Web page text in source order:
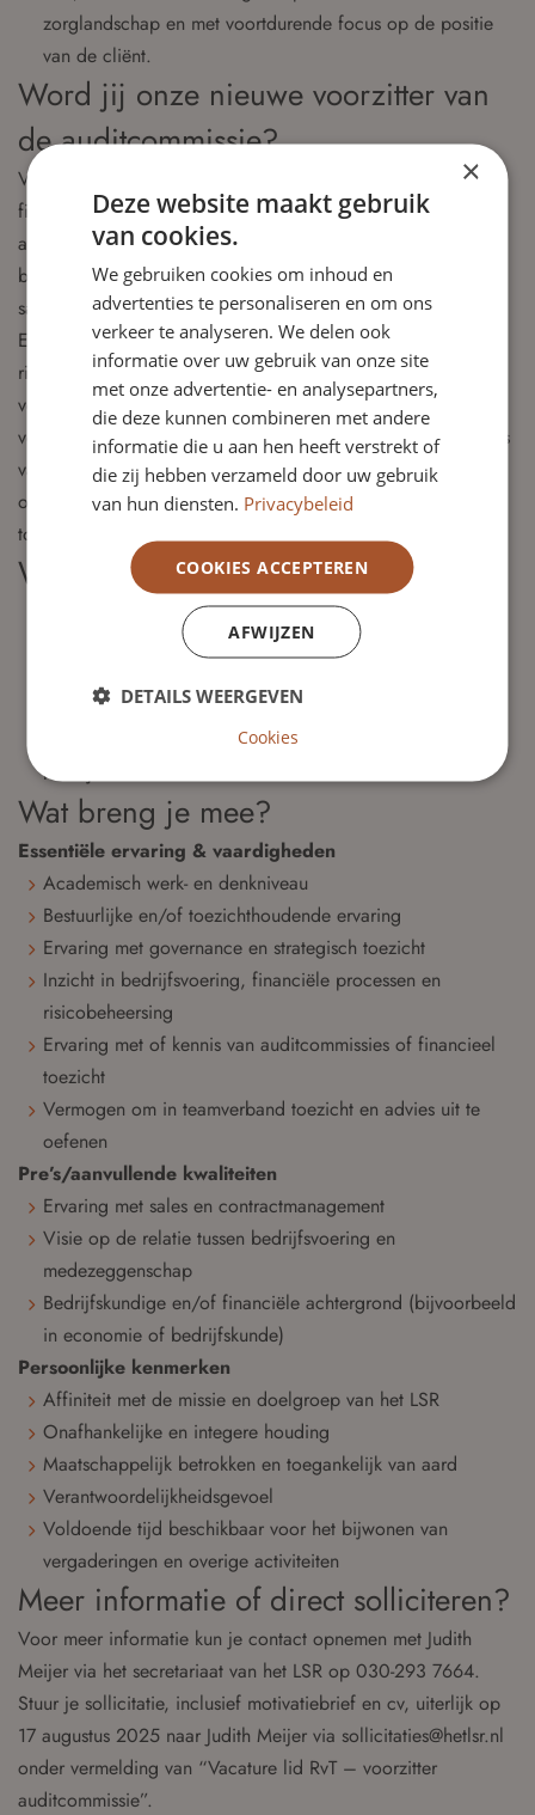
zorglandschap en met voortdurende focus op de positie
van de cliënt.
Word jij onze nieuwe voorzitter van
de auditcommissie?
Voor deze rol zoeken wij een toezichthouder met een
financiële en bedrijfskundige achtergrond, die tevens de
auditcommissie voorzit. Je hebt een brede blik op
bedrijfsvoering en weet financiële cijfers te duiden in
samenhang met de inhoudelijke ambities van het LSR.
Ervaring met sales, contractmanagement en (financieel)
risicomanagement is een pré. We zoeken een stevige,
verbindende persoonlijkheid die bijdraagt aan goede
verhoudingen binnen de rvt en met de bestuurder. Deze rol is
van groot belang gezien de financiële opgaven en de wens
om alle strategische kennisgebieden binnen de raad van
toezicht goed vertegenwoordigd te hebben.
Wat bieden wij?
Een maatschappelijk relevante toezichthoudende rol
binnen een unieke organisatie
toezicht
Een onkostenvergoeding en vacatiegeld binnen de ANBI-
richtlijnen
Wat breng je mee?
Essentiële ervaring & vaardigheden
Academisch werk- en denkniveau
Bestuurlijke en/of toezichthoudende ervaring
Ervaring met governance en strategisch toezicht
Inzicht in bedrijfsvoering, financiële processen en
risicobeheersing
Ervaring met of kennis van auditcommissies of financieel
toezicht
Vermogen om in teamverband toezicht en advies uit te
oefenen
Pre’s/aanvullende kwaliteiten
Ervaring met sales en contractmanagement
Visie op de relatie tussen bedrijfsvoering en
medezeggenschap
Bedrijfskundige en/of financiële achtergrond (bijvoorbeeld
in economie of bedrijfskunde)
Persoonlijke kenmerken
Affiniteit met de missie en doelgroep van het LSR
Onafhankelijke en integere houding
Maatschappelijk betrokken en toegankelijk van aard
Verantwoordelijkheidsgevoel
Voldoende tijd beschikbaar voor het bijwonen van
vergaderingen en overige activiteiten
Meer informatie of direct solliciteren?
Voor meer informatie kun je contact opnemen met Judith
Meijer via het secretariaat van het LSR op 030-293 7664.
Stuur je sollicitatie, inclusief motivatiebrief en cv, uiterlijk op
17 augustus 2025 naar Judith Meijer via sollicitaties@hetlsr.nl
onder vermelding van “Vacature lid RvT – voorzitter
auditcommissie”.
×
Deze website maakt gebruik
van cookies.
We gebruiken cookies om inhoud en
advertenties te personaliseren en om ons
verkeer te analyseren. We delen ook
informatie over uw gebruik van onze site
met onze advertentie- en analysepartners,
die deze kunnen combineren met andere
informatie die u aan hen heeft verstrekt of
die zij hebben verzameld door uw gebruik
van hun diensten. Privacybeleid
COOKIES ACCEPTEREN
AFWIJZEN
DETAILS WEERGEVEN
Cookies